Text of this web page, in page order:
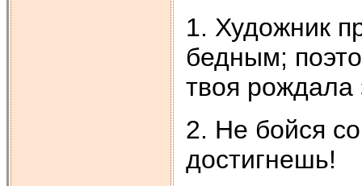
1. Художник
бедным;
твоя рождала
2. Не бойся
достигнешь!